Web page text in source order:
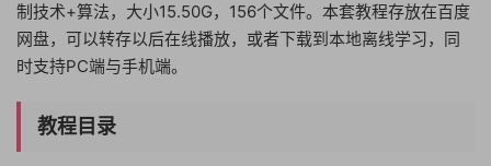
制技术+算法，大小15.50G，156个文件。本套教程存放在百度
网盘，可以转存以后在线播放，或者下载到本地离线学习，同
时支持PC端与手机端。
教程目录